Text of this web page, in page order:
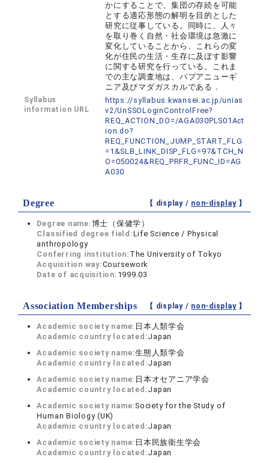
かにすることで、集団の存続を可能
とする適応形態の解明を目的とした
研究に従事している。同時に、人々
を取り巻く自然・社会環境は急激に
変化していることから、これらの変
化が住民の生活・生存に及ぼす影響
に関する研究を行っている。これま
での主な調査地は、パプアニューギ
ニア及びマダガスカルである．
Syllabus
information URL
https://syllabus.kwansei.ac.jp/unias
v2/UnSSOLoginControlFree?
REQ_ACTION_DO=/AGA030PLS01Act
ion.do?
REQ_FUNCTION_JUMP_START_FLG
=1&SLB_LINK_DISP_FLG=97&TCH_N
O=050024&REQ_PRFR_FUNC_ID=AG
A030
Degree 【 display / non-display】
Degree name:博士（保健学）
Classified degree field:Life Science / Physical
anthropology
Conferring institution: The University of Tokyo
Acquisition way:Coursework
Date of acquisition: 1999.03
Association Memberships 【 display / non-display】
Academic society name: 日本人類学会
Academic country located:Japan
Academic society name:生態人類学会
Academic country located:Japan
Academic society name: 日本オセアニア学会
Academic country located:Japan
Academic society name: Society for the Study of
Human Biology (UK)
Academic country located:Japan
Academic society name: 日本民族衛生学会
Academic country located:Japan